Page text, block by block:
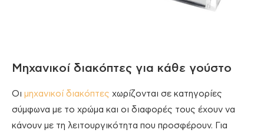
Μηχανικοί διακόπτες για κάθε γούστο
Οι μηχανικοί διακόπτες χωρίζονται σε κατηγορίες
σύμφωνα με το χρώμα και οι διαφορές τους έχουν να
κάνουν με τη λειτουργικότητα που προσφέρουν. Για